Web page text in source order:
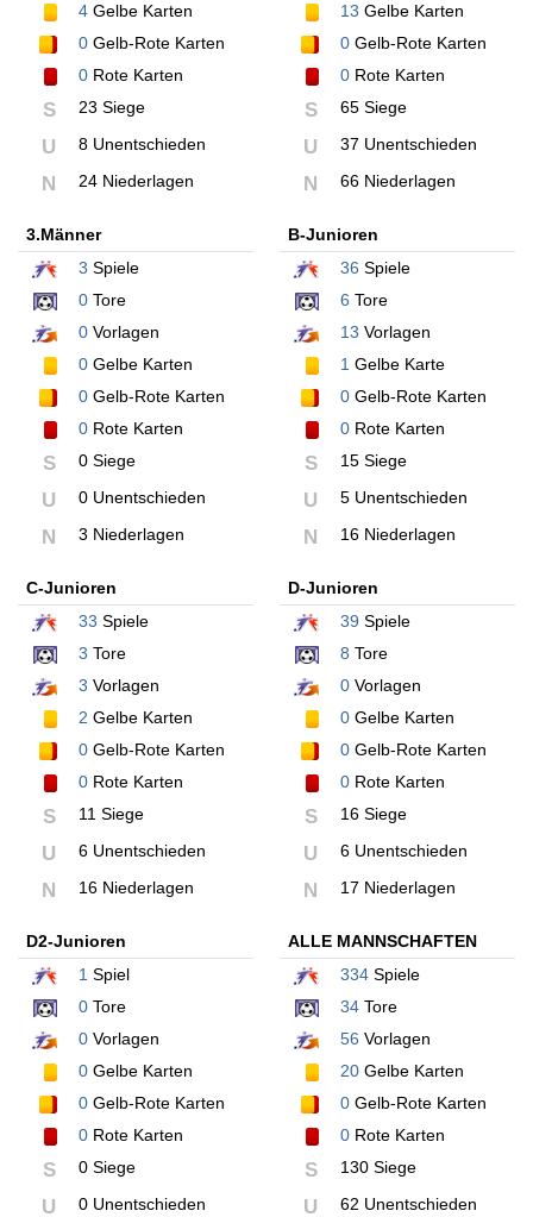
4 Gelbe Karten
0 Gelb-Rote Karten
0 Rote Karten
S 23 Siege
U 8 Unentschieden
N 24 Niederlagen
13 Gelbe Karten
0Gelb-Rote Karten
0Rote Karten
S 65 Siege
U 37 Unentschieden
N 66 Niederlagen
3.Männer
3 Spiele
0 Tore
0 Vorlagen
0 Gelbe Karten
0 Gelb-Rote Karten
0 Rote Karten
S 0 Siege
U 0 Unentschieden
N 3 Niederlagen
B-Junioren
36 Spiele
6 Tore
13 Vorlagen
1 Gelbe Karte
0Gelb-Rote Karten
0Rote Karten
S 15 Siege
U 5 Unentschieden
N 16 Niederlagen
C-Junioren
33 Spiele
3 Tore
3 Vorlagen
2 Gelbe Karten
0 Gelb-Rote Karten
0 Rote Karten
S 11 Siege
U 6 Unentschieden
N 16 Niederlagen
D-Junioren
39 Spiele
8 Tore
0Vorlagen
0Gelbe Karten
0Gelb-Rote Karten
0Rote Karten
S 16 Siege
U 6 Unentschieden
N 17 Niederlagen
D2-Junioren
1 Spiel
0 Tore
0 Vorlagen
0 Gelbe Karten
0 Gelb-Rote Karten
0 Rote Karten
S 0 Siege
U 0 Unentschieden
ALLE MANNSCHAFTEN
334Spiele
34Tore
56 Vorlagen
20Gelbe Karten
0Gelb-Rote Karten
0Rote Karten
S 130 Siege
U 62 Unentschieden